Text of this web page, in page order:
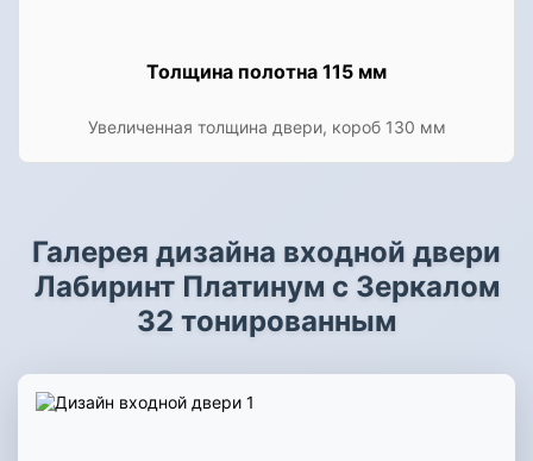
Толщина полотна 115 мм
Увеличенная толщина двери, короб 130 мм
Галерея дизайна входной двери
Лабиринт Платинум с Зеркалом
32 тонированным